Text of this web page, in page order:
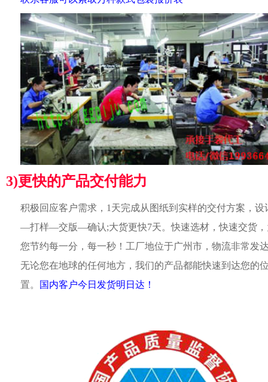
3)更快的产品交付能力
积极回应客户需求，1天完成从图纸到实样的交付方案，设
—打样—交版—确认;大货更快7天。快速选材，快速交货
您节约每一分，每一秒！工厂地位于广州市，物流非常发
无论您在地球的任何地方，我们的产品都能快速到达您的
置。
国内客户今日发货明日达！